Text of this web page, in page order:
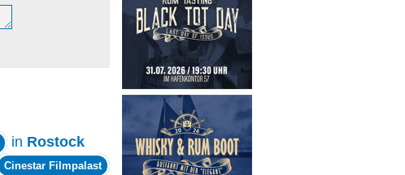
in Rostock
Cinestar Filmpalast